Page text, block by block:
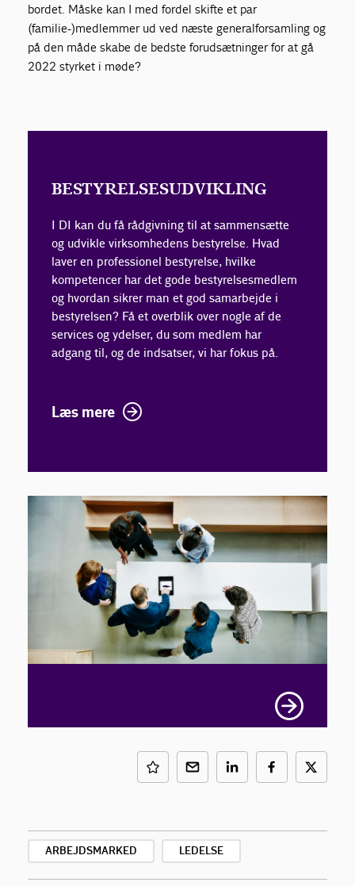
bordet. Måske kan I med fordel skifte et par
(familie-)medlemmer ud ved næste generalforsamling og
på den måde skabe de bedste forudsætninger for at gå
2022 styrket i møde?
BESTYRELSESUDVIKLING
I DI kan du få rådgivning til at sammensætte
og udvikle virksomhedens bestyrelse. Hvad
laver en professionel bestyrelse, hvilke
kompetencer har det gode bestyrelsesmedlem
og hvordan sikrer man et god samarbejde i
bestyrelsen? Få et overblik over nogle af de
services og ydelser, du som medlem har
adgang til, og de indsatser, vi har fokus på.
Læs mere
ARBEJDSMARKED LEDELSE